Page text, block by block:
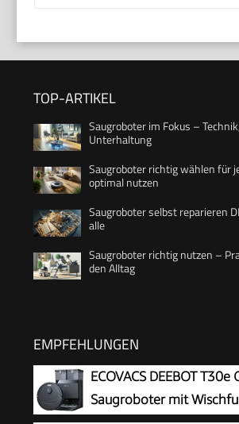
TOP-ARTIKEL
Saugroboter im Fokus –
Unterhaltung
Saugroboter richtig wählen für
optimal nutzen
Saugroboter selbst reparieren
alle
Saugroboter richtig nutzen –
den Alltag
EMPFEHLUNGEN
ECOVACS DEEBOT T30e
Saugroboter mit